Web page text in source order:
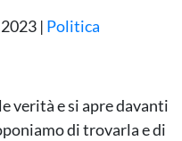
| Politica
verità e si apre davanti
di trovarla e di